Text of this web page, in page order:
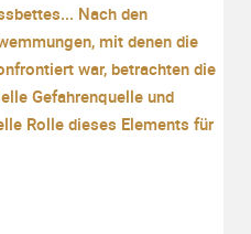
Nach den
mit denen die
war, betrachten die
Gefahrenquelle und
Rolle dieses Elements für